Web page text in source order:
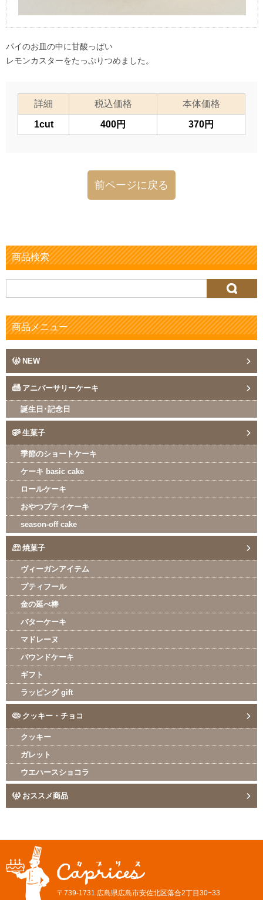
パイのお皿の中に甘酸っぱい
レモンカスターをたっぷりつめました。
詳細 税込価格 本体価格
1cut 400円 370円
前ページに戻る
商品検索
索:
商品メニュー
NEW
アニバーサリーケーキ
誕生日･記念日
生菓子
季節のショートケーキ
ケーキ basic cake
ロールケーキ
おやつプティケーキ
season-off cake
焼菓子
ヴィーガンアイテム
プティフール
金の延べ棒
バターケーキ
マドレーヌ
パウンドケーキ
ギフト
ラッピング gift
クッキー・チョコ
クッキー
ガレット
ウエハースショコラ
おススメ商品
〒739-1731 広島県広島市安佐北区落合2丁目30−33